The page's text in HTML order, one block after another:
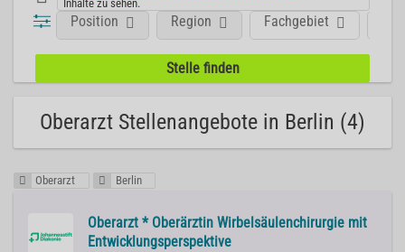
Inhalte zu sehen.
Position Fachgebiet
Region
Oberarzt Stellenangebote in Berlin (4)
Oberarzt Berlin
Oberarzt * Oberärztin Wirbelsäulenchirurgie mit
Entwicklungsperspektive